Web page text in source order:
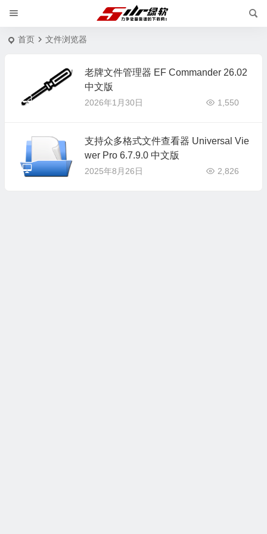
首页 文件浏览器
老牌文件管理器 EF Commander 26.02
中文版
2026年1月30日 1,550
支持众多格式文件查看器 Universal Vie
wer Pro 6.7.9.0 中文版
2025年8月26日 2,826